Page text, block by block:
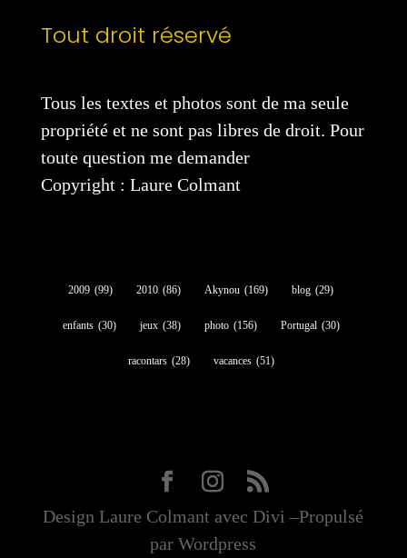
Tout droit réservé
Tous les textes et photos sont de ma seule
propriété et ne sont pas libres de droit. Pour
toute question me demander
Copyright : Laure Colmant
2009 (99) 2010 (86) Akynou (169) blog (29)
enfants (30) jeux (38) photo (156) Portugal (30)
racontars (28) vacances (51)
Design Laure Colmant avec Divi –Propulsé
par Wordpress